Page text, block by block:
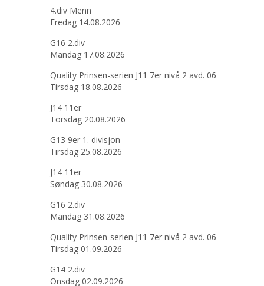
4.div Menn
Fredag 14.08.2026
G16 2.div
Mandag 17.08.2026
Quality Prinsen-serien J11 7er nivå 2 avd. 06
Tirsdag 18.08.2026
J14 11er
Torsdag 20.08.2026
G13 9er 1. divisjon
Tirsdag 25.08.2026
J14 11er
Søndag 30.08.2026
G16 2.div
Mandag 31.08.2026
Quality Prinsen-serien J11 7er nivå 2 avd. 06
Tirsdag 01.09.2026
G14 2.div
Onsdag 02.09.2026